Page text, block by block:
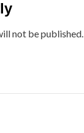
not be published.